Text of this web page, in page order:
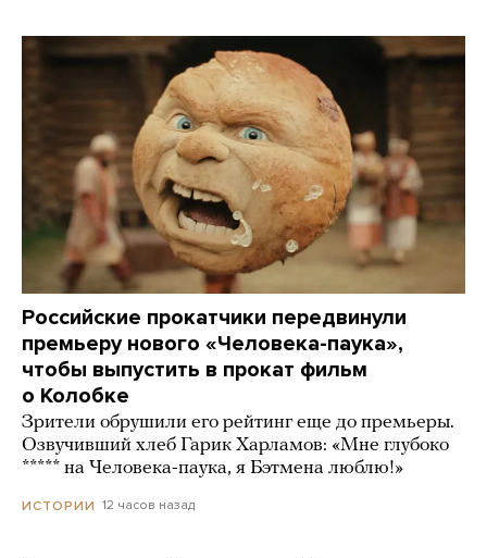
Российские прокатчики передвинули
премьеру нового «Человека-паука»,
чтобы выпустить в прокат фильм
о Колобке
Зрители обрушили его рейтинг еще до премьеры.
Озвучивший хлеб Гарик Харламов: «Мне глубоко
***** на Человека-паука, я Бэтмена люблю!»
ИСТОРИИ 12 часов назад